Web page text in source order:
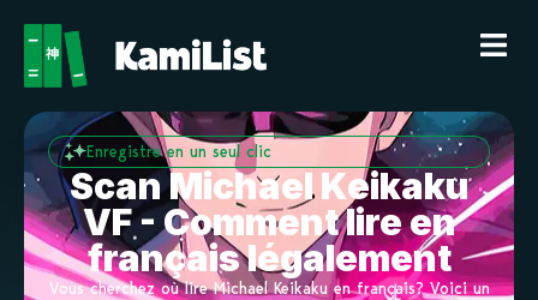
Enregistre en un seul clic
Scan Michael Keikaku
VF - Comment lire en
français légalement
Vous cherchez où lire Michael Keikaku en français? Voici un